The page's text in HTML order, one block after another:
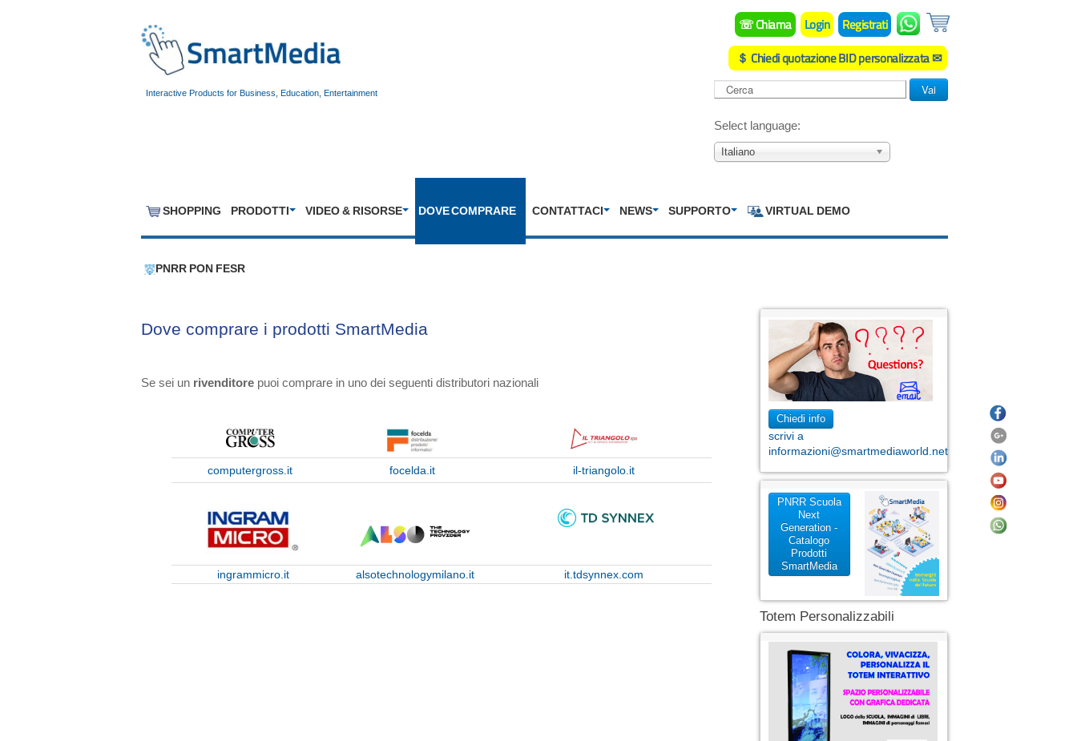
Interactive Products for Business, Education, Entertainment
☏ Chiama Login
Registrati
＄ Chiedi quotazione BID personalizzata ✉
Cerca Vai
Select language:
Italiano
SHOPPING PRODOTTI VIDEO & RISORSE DOVE COMPRARE CONTATTACI NEWS SUPPORTO VIRTUAL DEMO
PNRR PON FESR
Dove comprare i prodotti SmartMedia
Se sei un rivenditore puoi comprare in uno dei seguenti distributori nazionali
computergross.it focelda.it il-triangolo.it
ingrammicro.it alsotechnologymilano.it it.tdsynnex.com
Chiedi info
scrivi a
informazioni@smartmediaworld.net
PNRR Scuola
Next
Generation -
Catalogo
Prodotti
SmartMedia
Totem Personalizzabili